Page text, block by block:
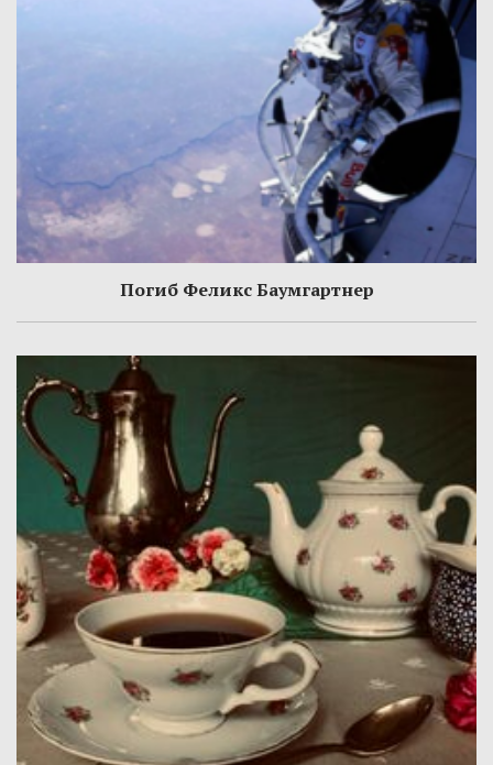
Погиб Феликс Баумгартнер